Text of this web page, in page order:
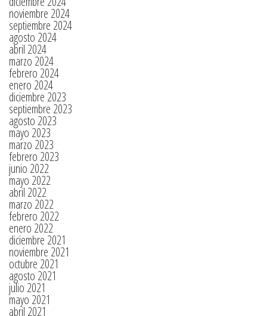
noviembre 2024
septiembre 2024
agosto 2024
abril 2024
marzo 2024
febrero 2024
enero 2024
diciembre 2023
septiembre 2023
agosto 2023
mayo 2023
marzo 2023
febrero 2023
junio 2022
mayo 2022
abril 2022
marzo 2022
febrero 2022
enero 2022
diciembre 2021
noviembre 2021
octubre 2021
agosto 2021
julio 2021
mayo 2021
abril 2021